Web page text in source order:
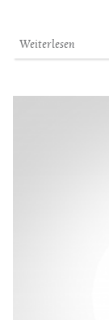
Weiterlesen